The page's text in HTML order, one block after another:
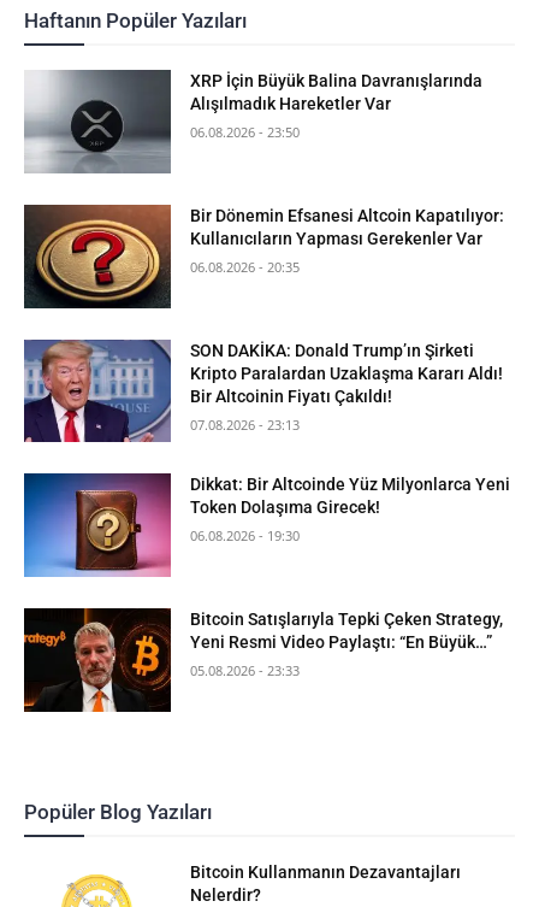
Haftanın Popüler Yazıları
XRP İçin Büyük Balina Davranışlarında
Alışılmadık Hareketler Var
06.08.2026 - 23:50
Bir Dönemin Efsanesi Altcoin Kapatılıyor:
Kullanıcıların Yapması Gerekenler Var
06.08.2026 - 20:35
SON DAKİKA: Donald Trump’ın Şirketi
Kripto Paralardan Uzaklaşma Kararı Aldı!
Bir Altcoinin Fiyatı Çakıldı!
07.08.2026 - 23:13
Dikkat: Bir Altcoinde Yüz Milyonlarca Yeni
Token Dolaşıma Girecek!
06.08.2026 - 19:30
Bitcoin Satışlarıyla Tepki Çeken Strategy,
Yeni Resmi Video Paylaştı: “En Büyük…”
05.08.2026 - 23:33
Popüler Blog Yazıları
Bitcoin Kullanmanın Dezavantajları
Nelerdir?